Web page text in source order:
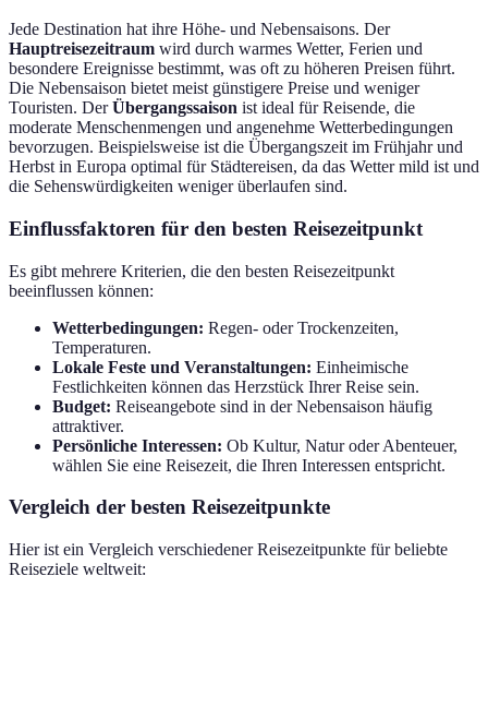
Jede Destination hat ihre Höhe- und Nebensaisons. Der
Hauptreisezeitraum wird durch warmes Wetter, Ferien und
besondere Ereignisse bestimmt, was oft zu höheren Preisen führt.
Die Nebensaison bietet meist günstigere Preise und weniger
Touristen. DerÜbergangssaison ist ideal für Reisende, die
moderate Menschenmengen und angenehme Wetterbedingungen
bevorzugen. Beispielsweise ist die Übergangszeit im Frühjahr und
Herbst in Europa optimal für Städtereisen, da das Wetter mild ist und
die Sehenswürdigkeiten weniger überlaufen sind.
Einflussfaktoren für den besten Reisezeitpunkt
Es gibt mehrere Kriterien, die den besten Reisezeitpunkt
beeinflussen können:
Wetterbedingungen: Regen- oder Trockenzeiten,
Temperaturen.
Lokale Feste und Veranstaltungen: Einheimische
Festlichkeiten können das Herzstück Ihrer Reise sein.
Budget: Reiseangebote sind in der Nebensaison häufig
attraktiver.
Persönliche Interessen: Ob Kultur, Natur oder Abenteuer,
wählen Sie eine Reisezeit, die Ihren Interessen entspricht.
Vergleich der besten Reisezeitpunkte
Hier ist ein Vergleich verschiedener Reisezeitpunkte für beliebte
Reiseziele weltweit: